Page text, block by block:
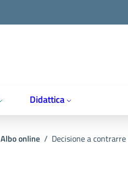
Didattica
Albo online / Decisione a